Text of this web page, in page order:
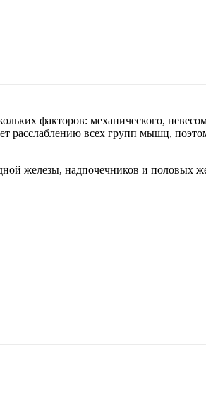
факторов: механического,
расслаблению всех групп мышц,
железы, надпочечников и половых